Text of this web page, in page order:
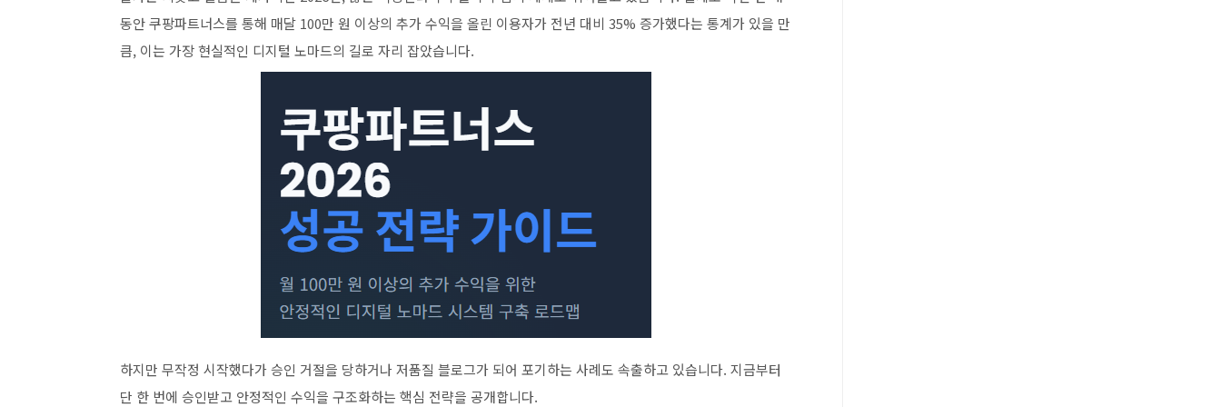
동안 쿠팡파트너스를 통해 매달 100만 원 이상의 추가 수익을 올린 이용자가 전년 대비 35% 증가했다는 통계가 있을 만
큼, 이는 가장 현실적인 디지털 노마드의 길로 자리 잡았습니다.
하지만 무작정 시작했다가 승인 거절을 당하거나 저품질 블로그가 되어 포기하는 사례도 속출하고 있습니다. 지금부터
단 한 번에 승인받고 안정적인 수익을 구조화하는 핵심 전략을 공개합니다.